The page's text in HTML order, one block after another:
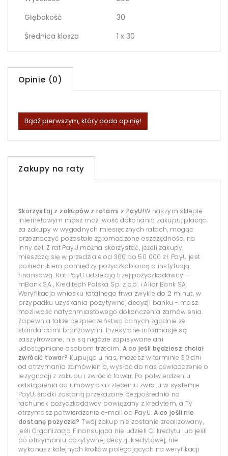
Głębokość
30
Średnica klosza
1 x 30
Opinie (0)
Bądź pierwszym, który doda opinię!
Zakupy na raty
Skorzystaj z zakupów z ratami z PayU!W naszym sklepie
internetowym masz możliwość dokonania zakupu, płacąc
za zakupy w wygodnych miesięcznych ratach, mogąc
przeznaczyć pozostałe zgromadzone oszczędności na
inny cel. Z rat PayU można skorzystać, jeżeli zakupy
mieszczą się w przedziale od 300 do 50 000 zł. PayU jest
pośrednikiem pomiędzy pożyczkobiorcą a instytucją
finansową. Rat PayU udzielają trzej pożyczkodawcy –
mBank SA , Kreditech Polska Sp. z o.o. i Alior Bank SA.
Weryfikacja wniosku ratalnego trwa zwykle do 2 minut, w
przypadku uzyskania pozytywnej decyzji banku - masz
możliwość natychmiastowego dokończenia zamówienia.
Zapewnia także bezpieczeństwo danych zgodnie ze
standardami branżowymi. Przesyłane informacje są
zaszyfrowane, nie są nigdzie zapisywane ani
udostępniane osobom trzecim. A co jeśli będziesz chciał
zwrócić towar? Kupując u nas, możesz w terminie 30 dni
od otrzymania zamówienia, wysłać do nas oświadczenie o
rezygnacji z zakupu i zwrócić towar. Po potwierdzeniu
odstąpienia od umowy oraz zleceniu zwrotu w systemie
PayU, środki zostaną przekazane bezpośrednio na
rachunek pożyczkodawcy powiązany z kredytem, a Ty
otrzymasz potwierdzenie e-mail od PayU. A co jeśli nie
dostanę pożyczki? Twój zakup nie zostanie zrealizowany,
jeśli Organizacja Finansująca nie udzieli Ci kredytu lub jeśli
po otrzymaniu pozytywnej decyzji kredytowej, nie
wykonasz kolejnych kroków polegających na weryfikacji